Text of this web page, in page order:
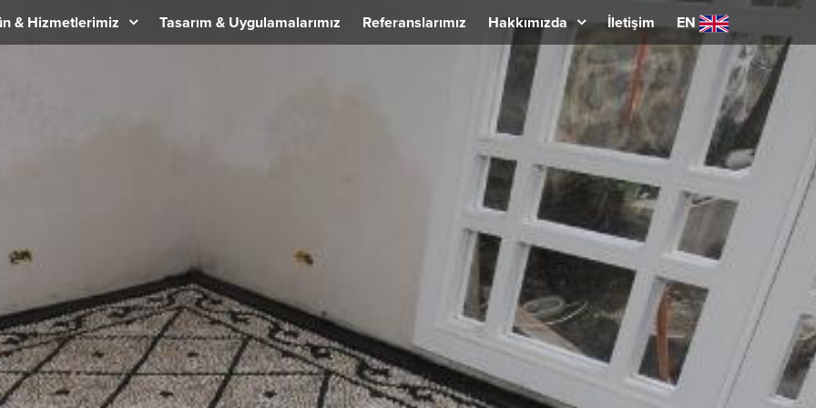
& Hizmetlerimiz Tasarım & Uygulamalarımız Referanslarımız Hakkımızda İletişim EN